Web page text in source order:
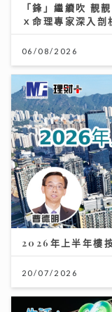
「鋒」繼續吹 靚
ｘ命理專家深入
06/08/2026
2026年上半年樓
20/07/2026